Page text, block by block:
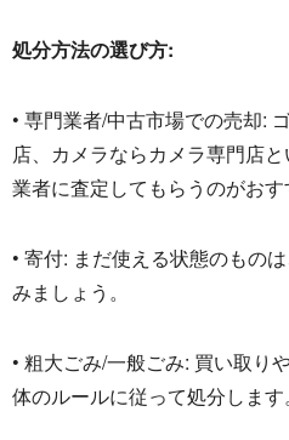
処分方法の選び方:
• 専門業者/中古市場での売却:
店、 カメラならカメラ専門店と
業者に査定してもらうのがおす
• 寄付: まだ使える状態のもの
みましょう。
• 粗大ごみ/一般ごみ: 買い取り
体のルールに従って処分します。